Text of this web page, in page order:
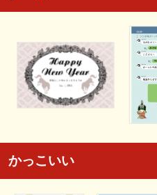
かっこいい